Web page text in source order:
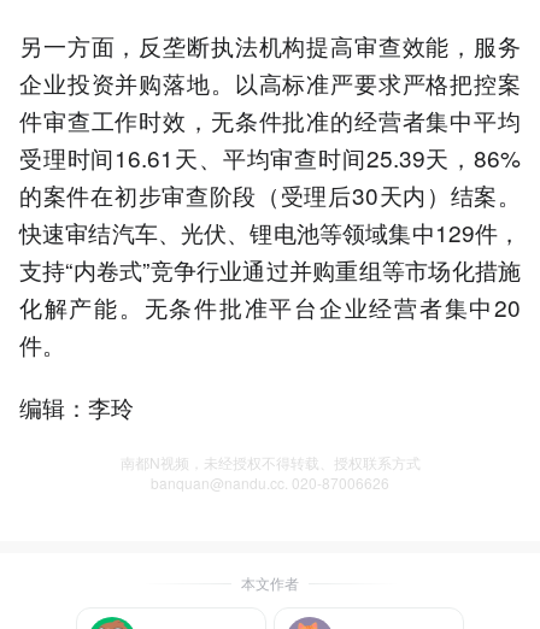
另一方面，反垄断执法机构提高审查效能，服务
企业投资并购落地。以高标准严要求严格把控案
件审查工作时效，无条件批准的经营者集中平均
受理时间16.61天、平均审查时间25.39天，86%
的案件在初步审查阶段（受理后30天内）结案。
快速审结汽车、光伏、锂电池等领域集中129件，
支持“内卷式”竞争行业通过并购重组等市场化措施
化解产能。无条件批准平台企业经营者集中20
件。
编辑：李玲
南都N视频，未经授权不得转载、授权联系方式
banquan@nandu.cc. 020-87006626
本文作者